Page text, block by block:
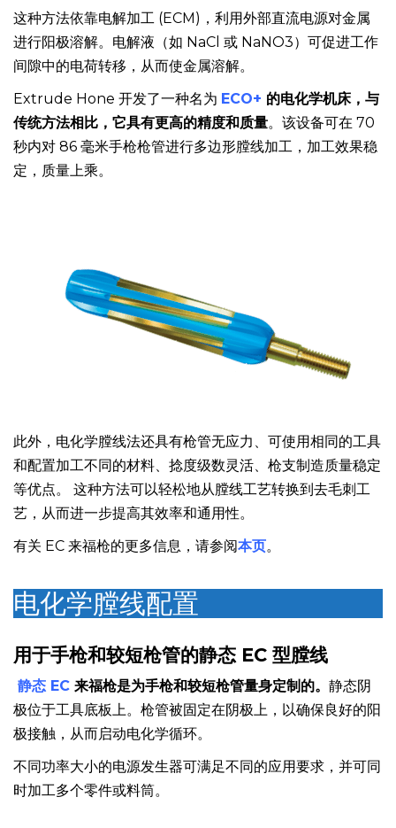
EC Rifling 是如何工作的？
这种方法依靠电解加工 (ECM)，利用外部直流电源对金属
进行阳极溶解。电解液（如 NaCl 或 NaNO3）可促进工作
间隙中的电荷转移，从而使金属溶解。
Extrude Hone 开发了一种名为ECO+ 的电化学机床，与
传统方法相比，它具有更高的精度和质量。该设备可在 70
秒内对 86 毫米手枪枪管进行多边形膛线加工，加工效果稳
此外，电化学膛线法还具有枪管无应力、可使用相同的工具
和配置加工不同的材料、捻度级数灵活、枪支制造质量稳定
等优点。 这种方法可以轻松地从膛线工艺转换到去毛刺工
艺，从而进一步提高其效率和通用性。
电化学膛线配置
用于手枪和较短枪管的静态 EC 型膛线
静态 EC来福枪是为手枪和较短枪管量身定制的。静态阴
极位于工具底板上。枪管被固定在阴极上，以确保良好的阳
极接触，从而启动电化学循环。
不同功率大小的电源发生器可满足不同的应用要求，并可同